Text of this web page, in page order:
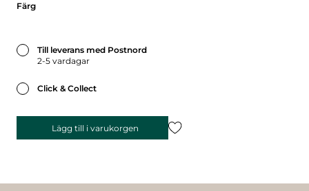
Färg
Till leverans med Postnord
2-5 vardagar
Click & Collect
Lägg till i varukorgen